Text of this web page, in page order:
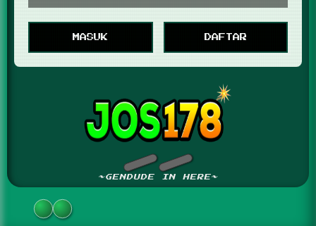
MASUK DAFTAR
~GENDUDE IN HERE~